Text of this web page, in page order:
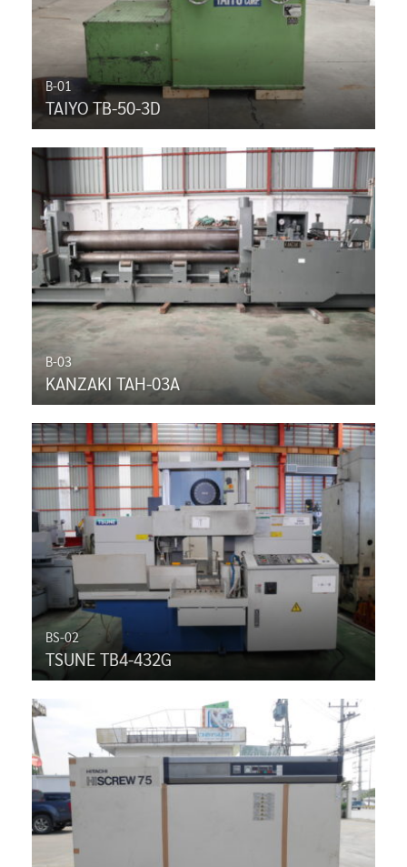
B-01
TAIYO TB-50-3D
B-03
KANZAKI TAH-03A
BS-02
TSUNE TB4-432G